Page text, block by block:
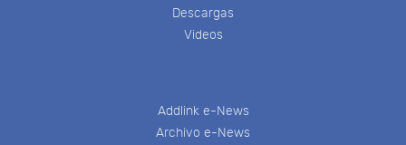
Descargas
Videos
Addlink e-News
Archivo e-News